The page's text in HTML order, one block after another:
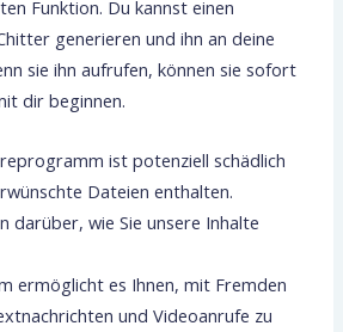
Funktion. Du kannst einen
generieren und ihn an deine
sie ihn aufrufen, können sie sofort
dir beginnen.
ist potenziell schädlich
Dateien enthalten.
darüber, wie Sie unsere Inhalte
ermöglicht es Ihnen, mit Fremden
und Videoanrufe zu